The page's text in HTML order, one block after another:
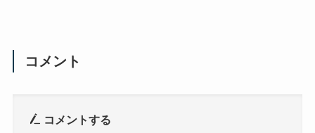
コメント
コメントする